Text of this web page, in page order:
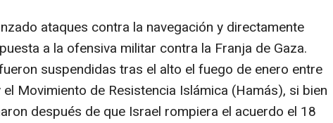
ataques contra la navegación y directamente
a la ofensiva militar contra la Franja de Gaza.
suspendidas tras el alto el fuego de enero entre
Movimiento de Resistencia Islámica (Hamás), si bien
después de que Israel rompiera el acuerdo el 18